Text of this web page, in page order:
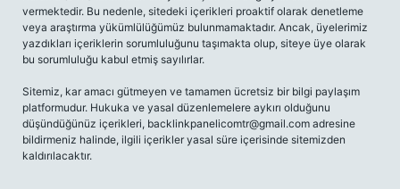
vermektedir. Bu nedenle, sitedeki içerikleri proaktif olarak denetleme
veya araştırma yükümlülüğümüz bulunmamaktadır. Ancak, üyelerimiz
yazdıkları içeriklerin sorumluluğunu taşımakta olup, siteye üye olarak
bu sorumluluğu kabul etmiş sayılırlar.
Sitemiz, kar amacı gütmeyen ve tamamen ücretsiz bir bilgi paylaşım
platformudur. Hukuka ve yasal düzenlemelere aykırı olduğunu
düşündüğünüz içerikleri, backlinkpanelicomtr@gmail.com adresine
bildirmeniz halinde, ilgili içerikler yasal süre içerisinde sitemizden
kaldırılacaktır.